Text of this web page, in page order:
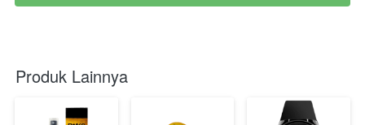
Produk Lainnya